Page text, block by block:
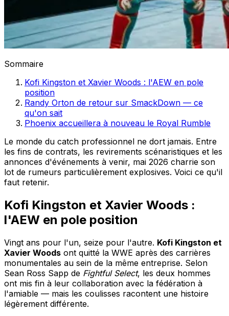
Sommaire
Kofi Kingston et Xavier Woods : l'AEW en pole
position
Randy Orton de retour sur SmackDown — ce
qu'on sait
Phoenix accueillera à nouveau le Royal Rumble
Le monde du catch professionnel ne dort jamais. Entre
les fins de contrats, les revirements scénaristiques et les
annonces d'événements à venir, mai 2026 charrie son
lot de rumeurs particulièrement explosives. Voici ce qu'il
faut retenir.
Kofi Kingston et Xavier Woods :
l'AEW en pole position
Vingt ans pour l'un, seize pour l'autre. Kofi Kingston et
Xavier Woods ont quitté la WWE après des carrières
monumentales au sein de la même entreprise. Selon
Sean Ross Sapp de Fightful Select, les deux hommes
ont mis fin à leur collaboration avec la fédération à
l'amiable — mais les coulisses racontent une histoire
légèrement différente.